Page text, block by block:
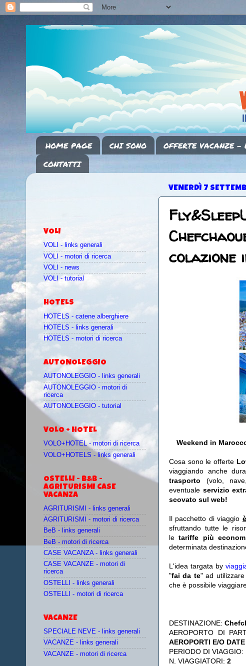
HOME PAGE CHI SONO OFFERTE VACANZE
CONTATTI
VENERDÌ 7
colazione
Weekend in
Cosa sono le offerte
viaggiando anche
trasporto (volo,
eventuale servizio
scovato sul web!
Il pacchetto di viaggio
sfruttando tutte le
le tariffe più
determinata
L'idea targata by
"fai da te" ad
che è possibile
DESTINAZIONE:
AEROPORTO DI
AEROPORTI E/O
PERIODO DI VIAGGIO:
N. VIAGGIATORI: 2
VOLI
VOLI - links generali
VOLI - motori di ricerca
VOLI - news
VOLI - tutorial
HOTELS
HOTELS - catene alberghiere
HOTELS - links generali
HOTELS - motori di ricerca
AUTONOLEGGIO
AUTONOLEGGIO - links generali
AUTONOLEGGIO - motori di
ricerca
AUTONOLEGGIO - tutorial
VOLO + HOTEL
VOLO+HOTEL - motori di ricerca
VOLO+HOTELS - links generali
OSTELLI - B&B -
AGRITURISMI CASE
VACANZA
AGRITURISMI - links generali
AGRITURISMI - motori di ricerca
BeB - links generali
BeB - motori di ricerca
CASE VACANZA - links generali
CASE VACANZE - motori di
ricerca
OSTELLI - links generali
OSTELLI - motori di ricerca
VACANZE
SPECIALE NEVE - links generali
VACANZE - links generali
VACANZE - motori di ricerca